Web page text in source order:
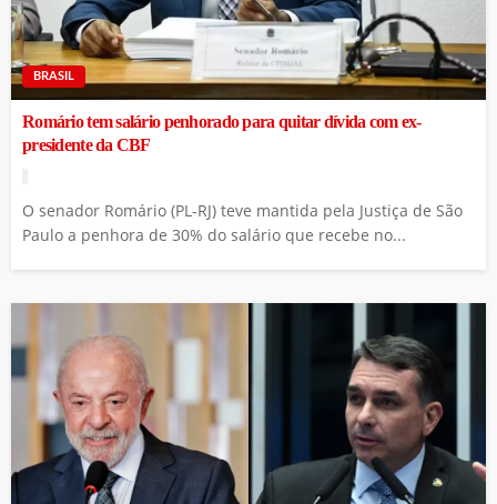
BRASIL
Romário tem salário penhorado para quitar dívida com ex-
presidente da CBF
O senador Romário (PL-RJ) teve mantida pela Justiça de São
Paulo a penhora de 30% do salário que recebe no...